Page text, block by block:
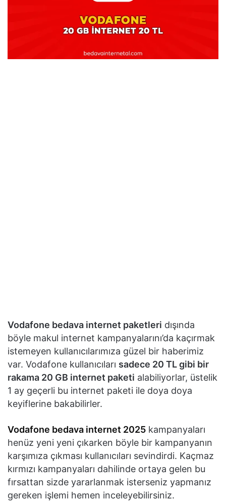
Vodafone bedava internet paketleri dışında
böyle makul internet kampanyalarını’da kaçırmak
istemeyen kullanıcılarımıza güzel bir haberimiz
var. Vodafone kullanıcıları sadece 20 TL gibi bir
rakama 20 GB internet paketi alabiliyorlar, üstelik
1 ay geçerli bu internet paketi ile doya doya
keyiflerine bakabilirler.
Vodafone bedava internet 2025 kampanyaları
henüz yeni yeni çıkarken böyle bir kampanyanın
karşımıza çıkması kullanıcıları sevindirdi. Kaçmaz
kırmızı kampanyaları dahilinde ortaya gelen bu
fırsattan sizde yararlanmak isterseniz yapmanız
gereken işlemi hemen inceleyebilirsiniz.